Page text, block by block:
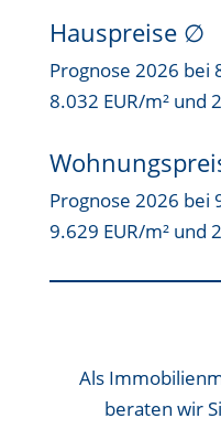
Hauspreise ∅
Prognose 2026 bei
8.032 EUR/m² und
Prognose 2026 bei
9.629 EUR/m² und
Als
beraten wir